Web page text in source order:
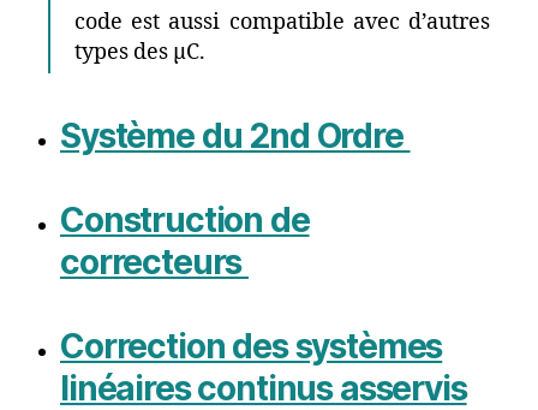
code est aussi compatible avec d’autres
types des µC.
Système du 2nd Ordre
Construction de
correcteurs
Correction des systèmes
linéaires continus asservis